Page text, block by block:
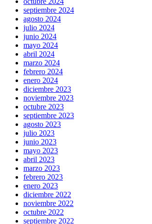
septiembre 2024
agosto 2024
julio 2024
junio 2024
mayo 2024
abril 2024
marzo 2024
febrero 2024
enero 2024
diciembre 2023
noviembre 2023
octubre 2023
septiembre 2023
agosto 2023
julio 2023
junio 2023
mayo 2023
abril 2023
marzo 2023
febrero 2023
enero 2023
diciembre 2022
noviembre 2022
octubre 2022
septiembre 2022